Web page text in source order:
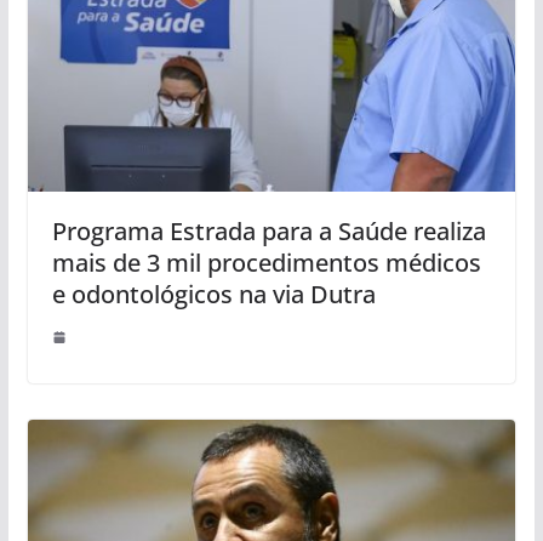
Programa Estrada para a Saúde realiza
mais de 3 mil procedimentos médicos
e odontológicos na via Dutra